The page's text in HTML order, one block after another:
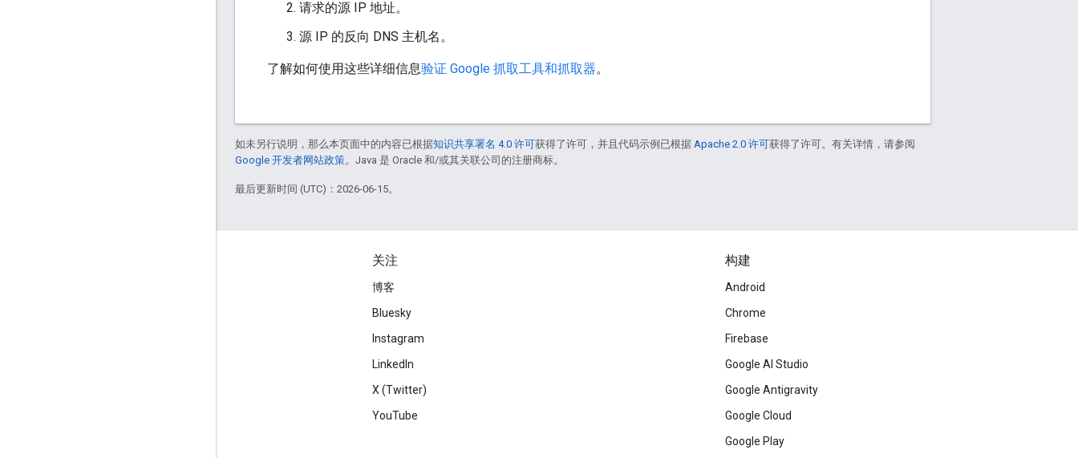
请求的源 IP 地址。
源 IP 的反向 DNS 主机名。
了解如何使用这些详细信息验证 Google 抓取工具和抓取器。
如未另行说明，那么本页面中的内容已根据知识共享署名 4.0 许可获得了许可，并且代码示例已根据 Apache 2.0 许可获得了许可。有关详情，请参阅
Google 开发者网站政策。Java 是 Oracle 和/或其关联公司的注册商标。
最后更新时间 (UTC)：2026-06-15。
关注
博客
Bluesky
Instagram
LinkedIn
X (Twitter)
YouTube
构建
Android
Chrome
Firebase
Google AI Studio
Google Antigravity
Google Cloud
Google Play